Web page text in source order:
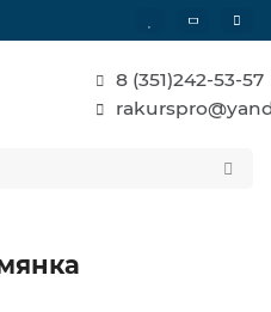
8 (351)242-53-57